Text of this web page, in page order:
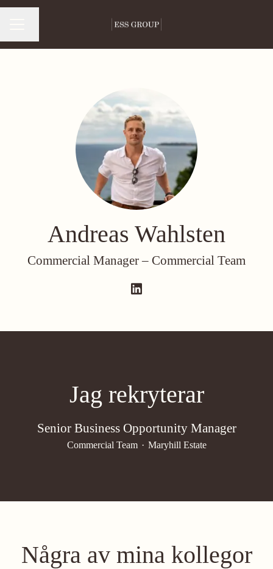
Andreas Wahlsten
Commercial Manager – Commercial Team
Jag rekryterar
Senior Business Opportunity Manager
Commercial Team · Maryhill Estate
Några av mina kollegor